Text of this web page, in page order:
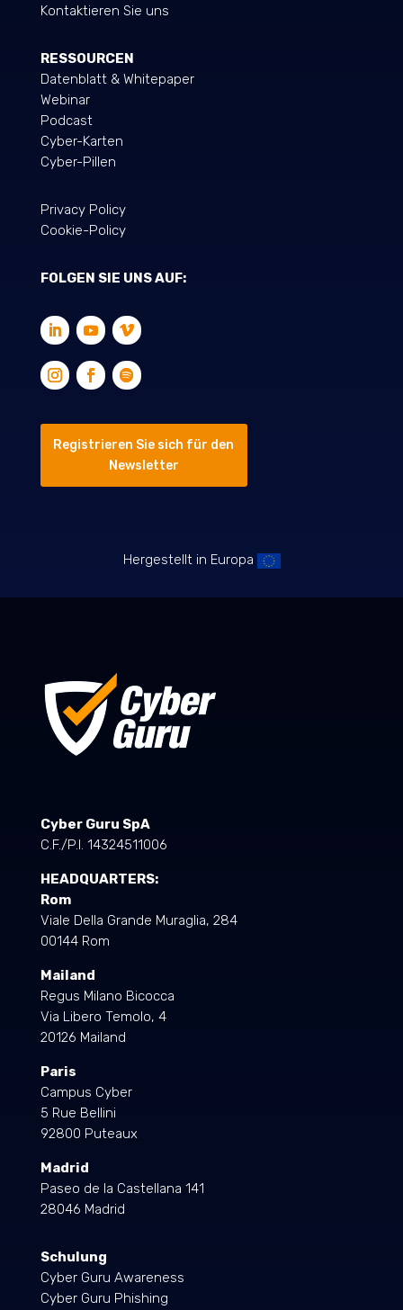
Kontaktieren Sie uns
RESSOURCEN
Datenblatt & Whitepaper
Webinar
Podcast
Cyber-Karten
Cyber-Pillen
Privacy Policy
Cookie-Policy
FOLGEN SIE UNS AUF:
Registrieren Sie sich für den
Newsletter
Hergestellt in Europa
Cyber Guru SpA
C.F./P.I. 14324511006
HEADQUARTERS:
Rom
Viale Della Grande Muraglia, 284
00144 Rom
Mailand
Regus Milano Bicocca
Via Libero Temolo, 4
20126 Mailand
Paris
Campus Cyber
5 Rue Bellini
92800 Puteaux
Madrid
Paseo de la Castellana 141
28046 Madrid
Schulung
Cyber Guru Awareness
Cyber Guru Phishing